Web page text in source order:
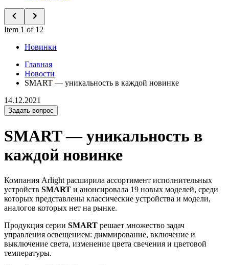
Item 1 of 12
Новинки
Главная
Новости
SMART — уникальность в каждой новинке
14.12.2021
Задать вопрос
SMART — уникальность в
каждой новинке
Компания Arlight расширила ассортимент исполнительных
устройств SMART и анонсировала 19 новых моделей, среди
которых представлены классические устройства и модели,
аналогов которых нет на рынке.
Продукция серии SMART решает множество задач
управления освещением: диммирование, включение и
выключение света, изменение цвета свечения и цветовой
температуры.